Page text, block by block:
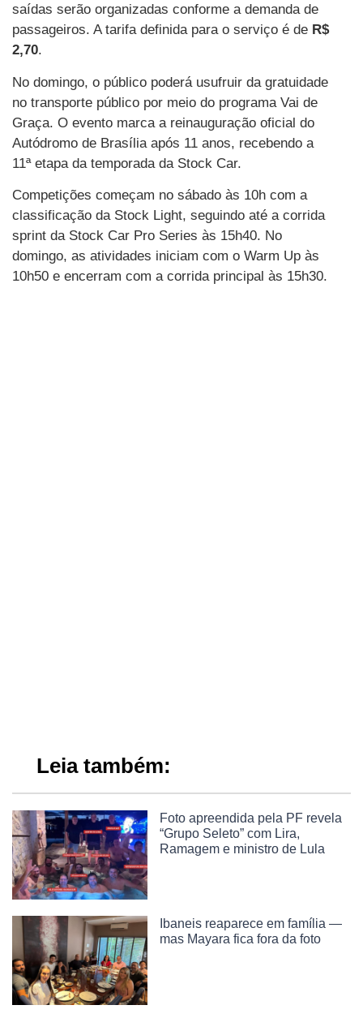
saídas serão organizadas conforme a demanda de
passageiros. A tarifa definida para o serviço é de R$
2,70.
No domingo, o público poderá usufruir da gratuidade
no transporte público por meio do programa Vai de
Graça. O evento marca a reinauguração oficial do
Autódromo de Brasília após 11 anos, recebendo a
11ª etapa da temporada da Stock Car.
Competições começam no sábado às 10h com a
classificação da Stock Light, seguindo até a corrida
sprint da Stock Car Pro Series às 15h40. No
domingo, as atividades iniciam com o Warm Up às
10h50 e encerram com a corrida principal às 15h30.
Leia também:
Foto apreendida pela PF revela
“Grupo Seleto” com Lira,
Ramagem e ministro de Lula
Ibaneis reaparece em família —
mas Mayara fica fora da foto